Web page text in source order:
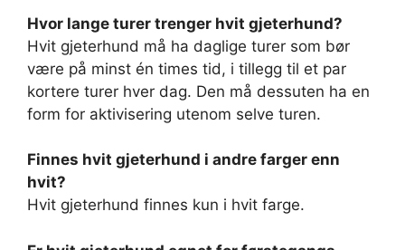
Hvor lange turer trenger hvit gjeterhund?
Hvit gjeterhund må ha daglige turer som bør
være på minst én times tid, i tillegg til et par
kortere turer hver dag. Den må dessuten ha en
form for aktivisering utenom selve turen.
Finnes hvit gjeterhund i andre farger enn
hvit?
Hvit gjeterhund finnes kun i hvit farge.